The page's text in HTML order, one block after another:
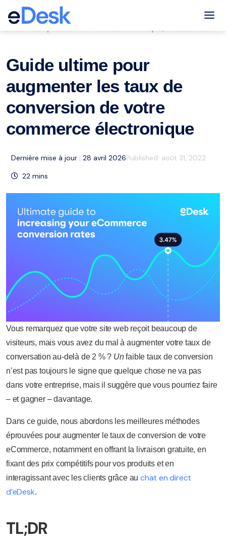
eCommerce Support Central
Guide ultime pour
augmenter les taux de
conversion de votre
commerce électronique
Dernière mise à jour : 28 avril 2026Published: août 31, 2022
22 mins
Vous remarquez que votre site web reçoit beaucoup de
visiteurs, mais vous avez du mal à augmenter votre taux de
conversation au-delà de 2 % ? Unfaible taux de conversion
n’est pas toujours le signe que quelque chose ne va pas
dans votre entreprise, mais il suggère que vous pourriez faire
– et gagner – davantage.
Dans ce guide, nous abordons les meilleures méthodes
éprouvées pour augmenter le taux de conversion de votre
eCommerce, notamment en offrant la livraison gratuite, en
fixant des prix compétitifs pour vos produits et en
interagissant avec les clients grâce auchat en direct
d’eDesk.
TL;DR